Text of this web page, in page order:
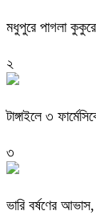
মধুপুরে পাগলা
২
টাঙ্গাইলে ৩
৩
ভারি বর্ষণের